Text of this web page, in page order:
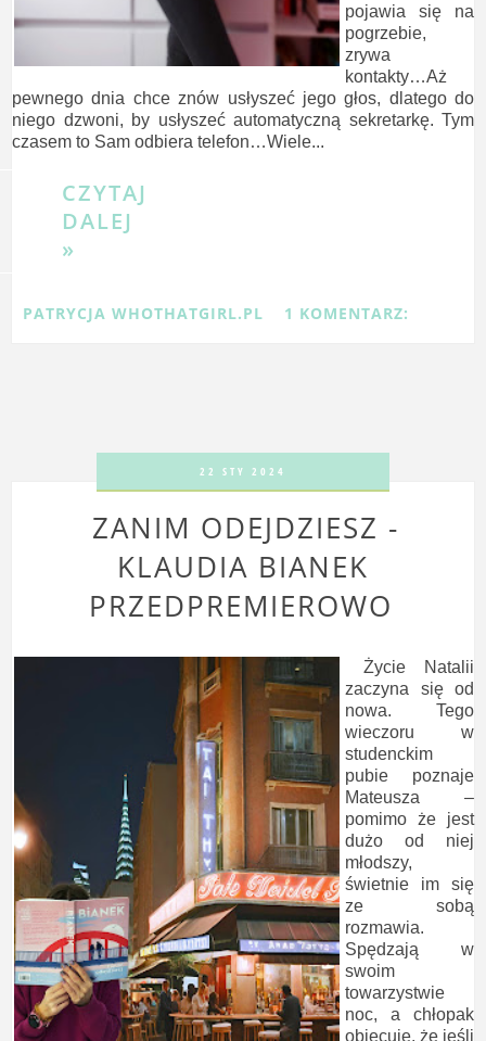
pojawia się na
pogrzebie,
zrywa
kontakty…Aż
pewnego dnia chce znów usłyszeć jego głos, dlatego do
niego dzwoni, by usłyszeć automatyczną sekretarkę. Tym
czasem to Sam odbiera telefon…Wiele...
CZYTAJ
DALEJ
»
PATRYCJA WHOTHATGIRL.PL 1 KOMENTARZ:
22 STY 2024
ZANIM ODEJDZIESZ -
KLAUDIA BIANEK
PRZEDPREMIEROWO
Życie Natalii
zaczyna się od
nowa. Tego
wieczoru w
studenckim
pubie poznaje
Mateusza –
pomimo że jest
dużo od niej
młodszy,
świetnie im się
ze sobą
rozmawia.
Spędzają w
swoim
towarzystwie
noc, a chłopak
obiecuje, że jeśli